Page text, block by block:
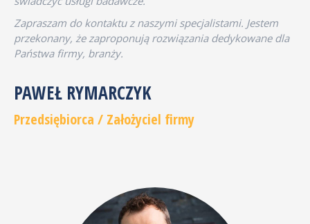
Zapraszam do kontaktu z naszymi specjalistami. Jestem
przekonany, że zaproponują rozwiązania dedykowane dla
Państwa firmy, branży.
PAWEŁ RYMARCZYK
Przedsiębiorca / Założyciel firmy